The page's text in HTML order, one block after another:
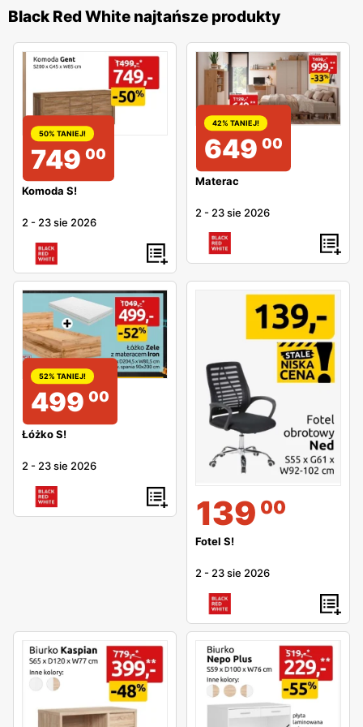
Black Red White najtańsze produkty
50% TANIEJ!
749 00
Komoda S!
2 - 23 sie 2026
42% TANIEJ!
649 00
Materac
2 - 23 sie 2026
52% TANIEJ!
499 00
Łóżko S!
2 - 23 sie 2026
139 00
Fotel S!
2 - 23 sie 2026